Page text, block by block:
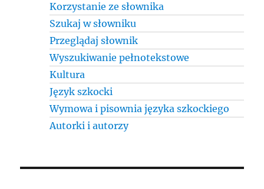
Korzystanie ze słownika
Szukaj w słowniku
Przeglądaj słownik
Wyszukiwanie pełnotekstowe
Kultura
Język szkocki
Wymowa i pisownia języka szkockiego
Autorki i autorzy